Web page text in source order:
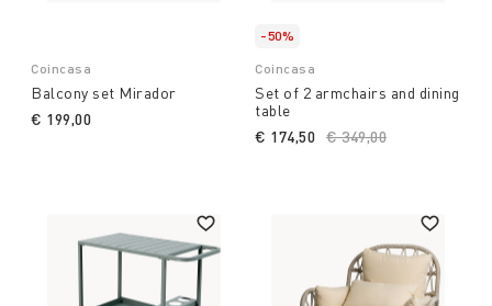
Coincasa
Balcony set Mirador
€ 199,00
-50%
Coincasa
Set of 2 armchairs and dining
table
Price reduced from
€ 349,00
€ 174,50